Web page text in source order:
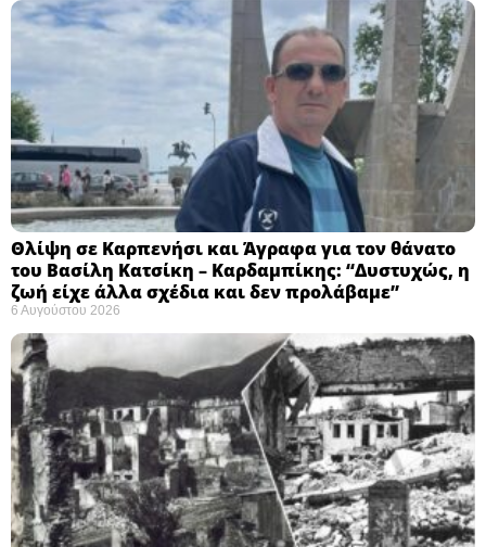
Θλίψη σε Καρπενήσι και Άγραφα για τον θάνατο
του Βασίλη Κατσίκη – Καρδαμπίκης: “Δυστυχώς, η
ζωή είχε άλλα σχέδια και δεν προλάβαμε”
6 Αυγούστου 2026